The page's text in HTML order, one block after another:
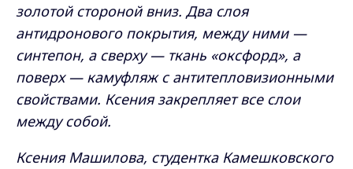
золотой стороной вниз. Два слоя
антидронового покрытия, между ними —
синтепон, а сверху — ткань «оксфорд», а
поверх — камуфляж с антитепловизионными
свойствами. Ксения закрепляет все слои
между собой.
Ксения Машилова, студентка Камешковского